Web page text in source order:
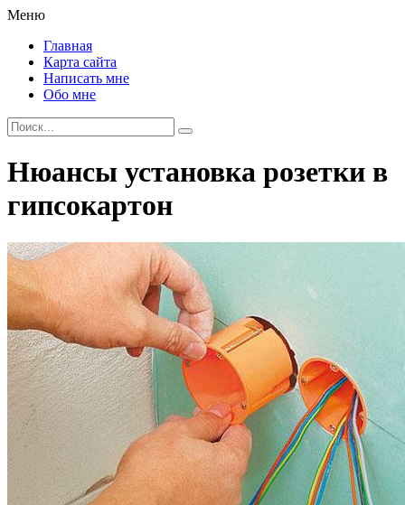
Меню
Главная
Карта сайта
Написать мне
Обо мне
Нюансы установка розетки в
гипсокартон